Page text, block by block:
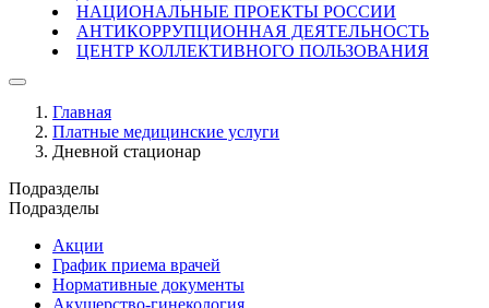
НАЦИОНАЛЬНЫЕ ПРОЕКТЫ РОССИИ
АНТИКОРРУПЦИОННАЯ ДЕЯТЕЛЬНОСТЬ
ЦЕНТР КОЛЛЕКТИВНОГО ПОЛЬЗОВАНИЯ
Главная
Платные медицинские услуги
Дневной стационар
Подразделы
Подразделы
Акции
График приема врачей
Нормативные документы
Акушерство-гинекология